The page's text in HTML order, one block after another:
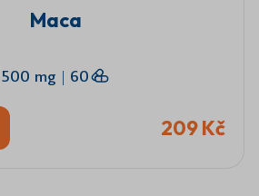
Maca
500 mg | 60
209 Kč